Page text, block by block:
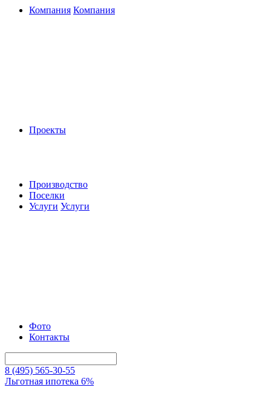
Компания Компания
Проекты
Производство
Поселки
Услуги Услуги
Фото
Контакты
8 (495) 565-30-55
Льготная ипотека 6%